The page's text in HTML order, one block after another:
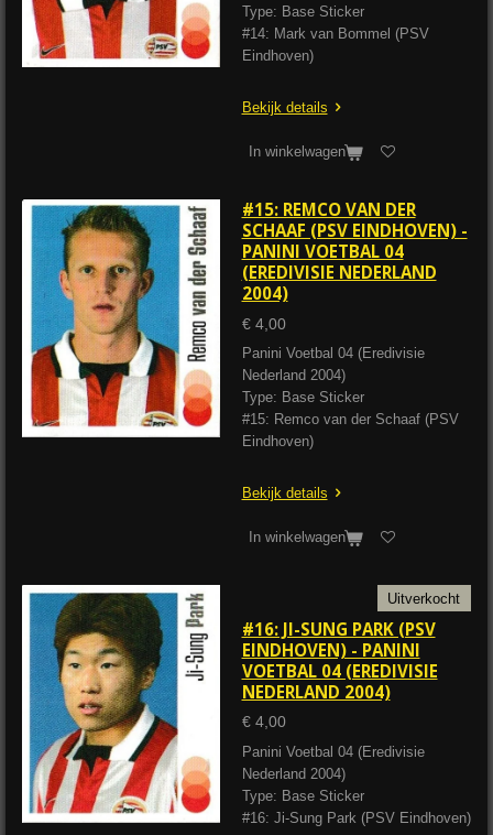
Type: Base Sticker
#14: Mark van Bommel (PSV
Eindhoven)
Bekijk details
In winkelwagen
#15: REMCO VAN DER
SCHAAF (PSV EINDHOVEN) -
PANINI VOETBAL 04
(EREDIVISIE NEDERLAND
2004)
€ 4,00
Panini Voetbal 04 (Eredivisie
Nederland 2004)
Type: Base Sticker
#15: Remco van der Schaaf (PSV
Eindhoven)
Bekijk details
In winkelwagen
Uitverkocht
#16: JI-SUNG PARK (PSV
EINDHOVEN) - PANINI
VOETBAL 04 (EREDIVISIE
NEDERLAND 2004)
€ 4,00
Panini Voetbal 04 (Eredivisie
Nederland 2004)
Type: Base Sticker
#16: Ji-Sung Park (PSV Eindhoven)